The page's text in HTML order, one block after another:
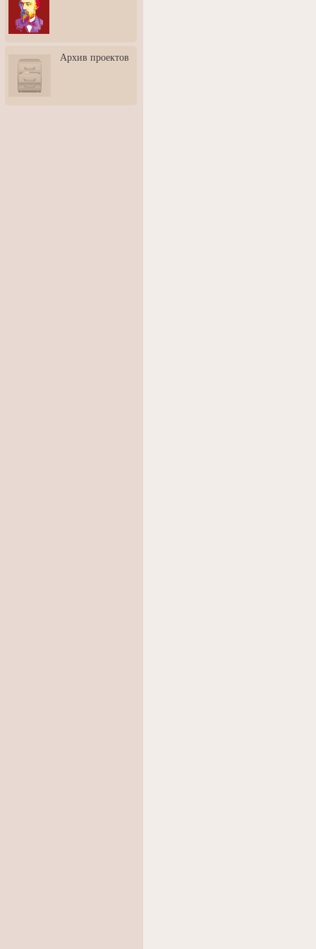
3: Обусловленности
человека и их влияние на
карьеру
скульптором Дмитрием
Тугариновым
АртБульвар в День города
Архив проектов